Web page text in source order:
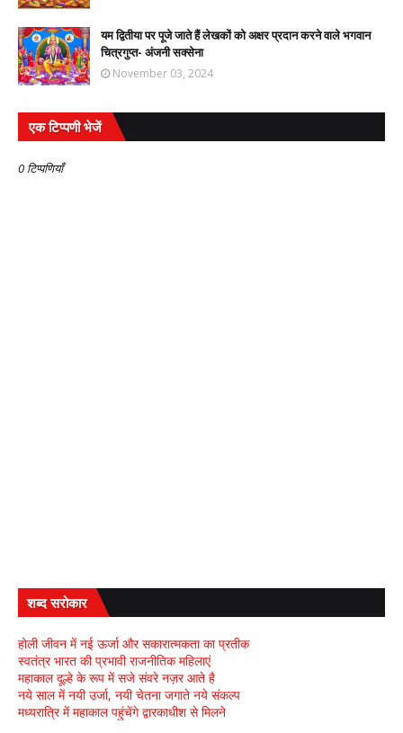
यम द्वितीया पर पूजे जाते हैं लेखकों को अक्षर प्रदान करने वाले भगवान
चित्रगुप्त- अंजनी सक्सेना
November 03, 2024
एक टिप्पणी भेजें
0 टिप्पणियाँ
शब्द सरोकार
होली जीवन में नई ऊर्जा और सकारात्मकता का प्रतीक
स्वतंत्र भारत की प्रभावी राजनीतिक महिलाएं
महाकाल दूल्हे के रूप में सजे संवरे नज़र आते है
नये साल में नयी उर्जा, नयी चेतना जगाते नये संकल्प
मध्यरात्रि में महाकाल पहुंचेंगे द्वारकाधीश से मिलने